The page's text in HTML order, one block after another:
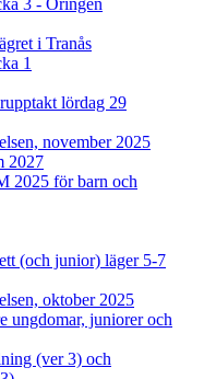
3 - Oringen
i Tranås
1
lördag 29
november 2025
2027
2025 för barn och
(och junior) läger 5-7
oktober 2025
ungdomar, juniorer och
(ver 3) och